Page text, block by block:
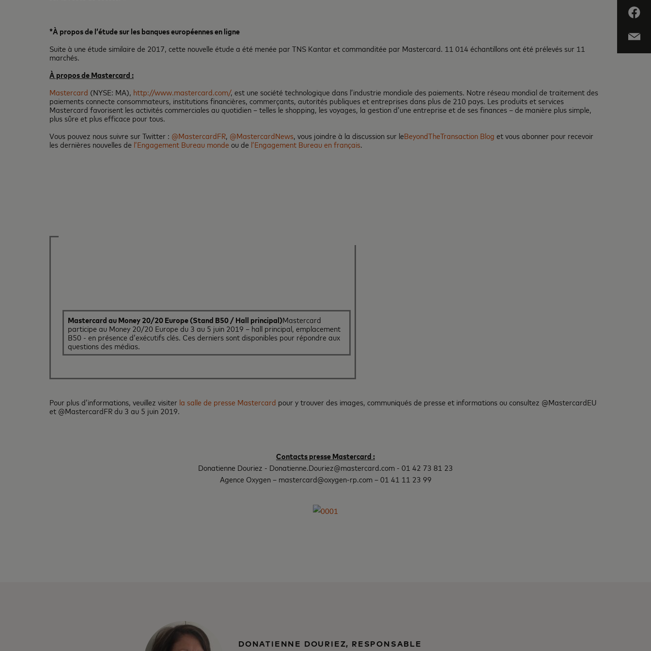
*À propos de l’étude sur les banques européennes en ligne
Suite à une étude similaire de 2017, cette nouvelle étude a été menée par TNS Kantar et commanditée par Mastercard. 11 014 échantillons ont été prélevés sur 11
marchés.
À propos de Mastercard :
Mastercard (NYSE: MA), http://www.mastercard.com/, est une société technologique dans l’industrie mondiale des paiements. Notre réseau mondial de traitement des
paiements connecte consommateurs, institutions financières, commerçants, autorités publiques et entreprises dans plus de 210 pays. Les produits et services
Mastercard favorisent les activités commerciales au quotidien – telles le shopping, les voyages, la gestion d’une entreprise et de ses finances – de manière plus simple,
plus sûre et plus efficace pour tous.
Vous pouvez nous suivre sur Twitter : @MastercardFR, @MastercardNews, vous joindre à la discussion sur leBeyondTheTransaction Blog et vous abonner pour recevoir
les dernières nouvelles de l’Engagement Bureau mondeou de l’Engagement Bureau en français.
Mastercard au Money 20/20 Europe (Stand B50 / Hall principal)Mastercard
participe au Money 20/20 Europe du 3 au 5 juin 2019 – hall principal, emplacement
B50 - en présence d’exécutifs clés. Ces derniers sont disponibles pour répondre aux
questions des médias.
Pour plus d’informations, veuillez visiter la salle de presse Mastercard pour y trouver des images, communiqués de presse et informations ou consultez @MastercardEU
et @MastercardFR du 3 au 5 juin 2019.
Contacts presse Mastercard :
Donatienne Douriez - Donatienne.Douriez@mastercard.com - 01 42 73 81 23
Agence Oxygen – mastercard@oxygen-rp.com – 01 41 11 23 99
DONATIENNE DOURIEZ, RESPONSABLE